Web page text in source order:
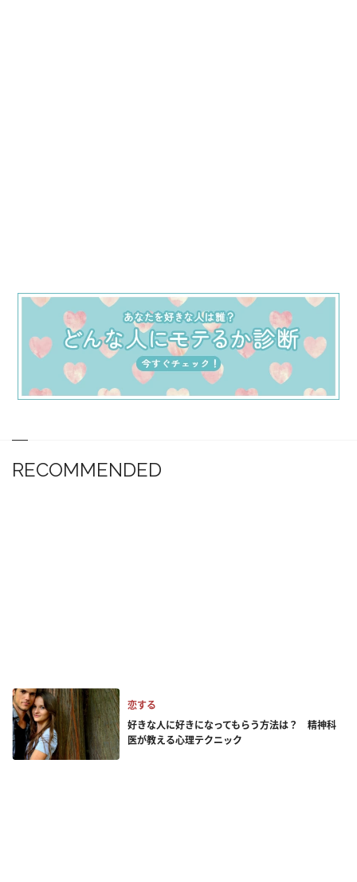
RECOMMENDED
恋する
好きな人に好きになってもらう方法は？ 精神科
医が教える心理テクニック